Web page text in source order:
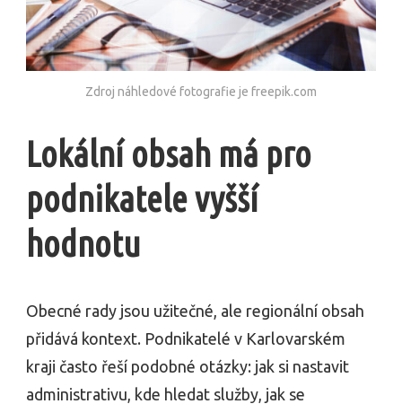
Zdroj náhledové fotografie je freepik.com
Lokální obsah má pro
podnikatele vyšší
hodnotu
Obecné rady jsou užitečné, ale regionální obsah
přidává kontext. Podnikatelé v Karlovarském
kraji často řeší podobné otázky: jak si nastavit
administrativu, kde hledat služby, jak se